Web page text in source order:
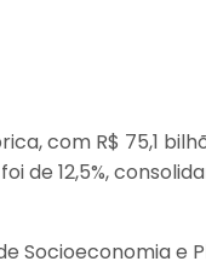
com R$ 75,1
de 12,5%,
Socioeconomia e